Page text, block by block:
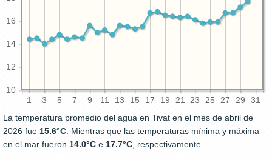
1 3 5 7 9 11 13 15 17 19 21 23 25 27 29 31
10
12
14
16
La temperatura promedio del agua en Tivat en el mes de abril de
2026 fue 15.6°C . Mientras que las temperaturas mínima y máxima
en el mar fueron 14.0°C e 17.7°C , respectivamente.